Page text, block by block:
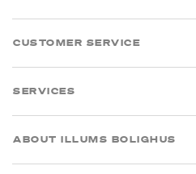
CUSTOMER SERVICE
SERVICES
ABOUT ILLUMS BOLIGHUS